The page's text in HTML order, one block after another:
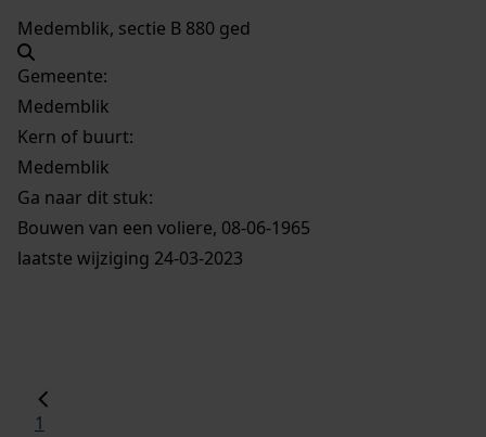
Medemblik, sectie B 880 ged
Gemeente:
Medemblik
Kern of buurt:
Medemblik
Ga naar dit stuk:
Bouwen van een voliere, 08-06-1965
laatste wijziging 24-03-2023
1